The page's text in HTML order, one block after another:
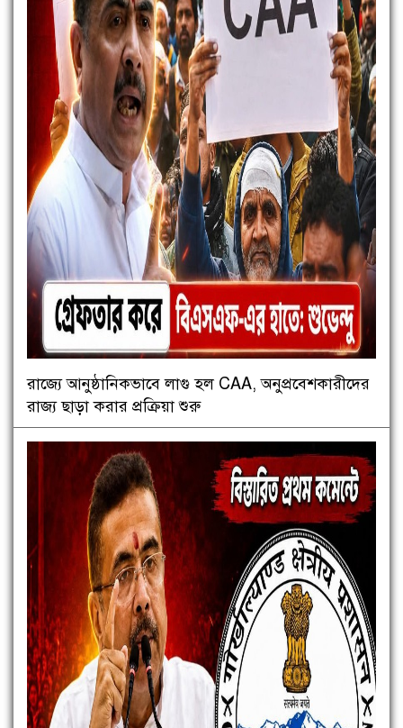
রাজ্যে আনুষ্ঠানিকভাবে লাগু হল CAA, অনুপ্রবেশকারীদের
রাজ্য ছাড়া করার প্রক্রিয়া শুরু